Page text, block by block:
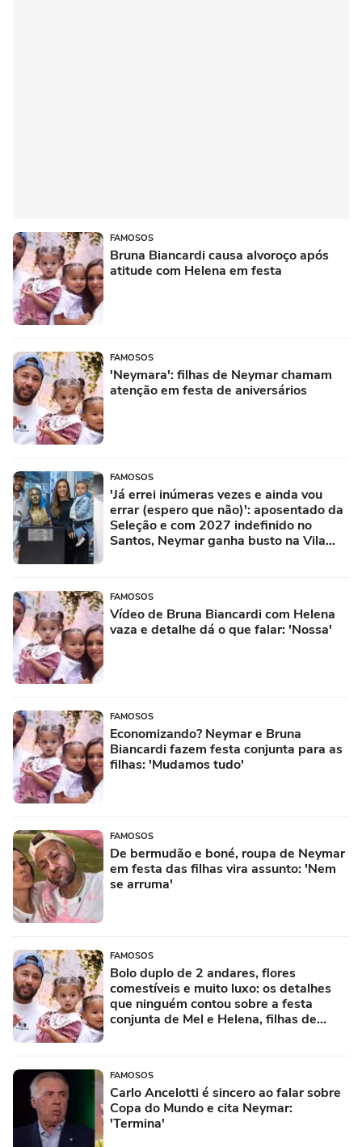
FAMOSOS
Bruna Biancardi causa alvoroço após
atitude com Helena em festa
FAMOSOS
'Neymara': filhas de Neymar chamam
atenção em festa de aniversários
FAMOSOS
'Já errei inúmeras vezes e ainda vou
errar (espero que não)': aposentado da
Seleção e com 2027 indefinido no
Santos, Neymar ganha busto na Vila
FAMOSOS
Vídeo de Bruna Biancardi com Helena
vaza e detalhe dá o que falar: 'Nossa'
FAMOSOS
Economizando? Neymar e Bruna
Biancardi fazem festa conjunta para as
filhas: 'Mudamos tudo'
FAMOSOS
De bermudão e boné, roupa de Neymar
em festa das filhas vira assunto: 'Nem
se arruma'
FAMOSOS
Bolo duplo de 2 andares, flores
comestíveis e muito luxo: os detalhes
que ninguém contou sobre a festa
conjunta de Mel e Helena, filhas de
FAMOSOS
Carlo Ancelotti é sincero ao falar sobre
Copa do Mundo e cita Neymar:
'Termina'